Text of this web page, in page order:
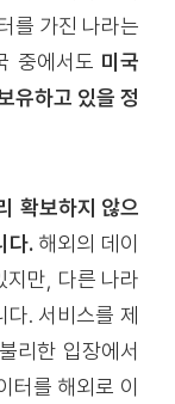
를 가진 나라는
중에서도 미국
유하고 있을 정
확보하지 않으
다. 해외의 데이
지만, 다른 나라
다. 서비스를 제
리한 입장에서
터를 해외로 이